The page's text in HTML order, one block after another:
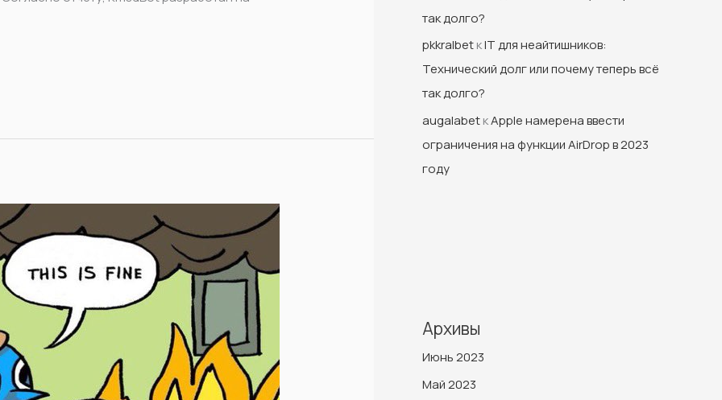
так долго?
pkkralbetкIT для неайтишников:
Технический долг или почему теперь всё
так долго?
augalabetкApple намерена ввести
ограничения на функции AirDrop в 2023
году
Архивы
Июнь 2023
Май 2023